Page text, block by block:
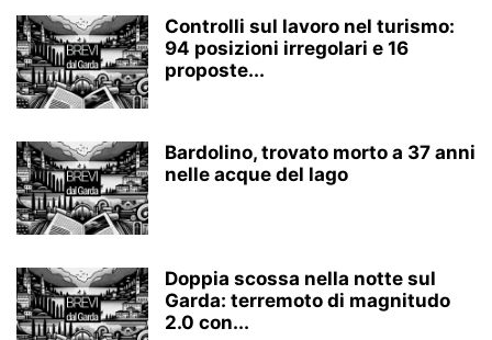
Controlli sul lavoro nel turismo:
94 posizioni irregolari e 16
proposte...
Bardolino, trovato morto a 37 anni
nelle acque del lago
Doppia scossa nella notte sul
Garda: terremoto di magnitudo
2.0 con...